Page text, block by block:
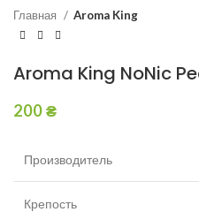
Главная Aroma King
Aroma King NoNic
200₴
Производитель
Крепость